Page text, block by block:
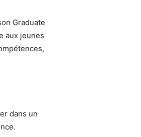
Graduate
aux jeunes
dans un